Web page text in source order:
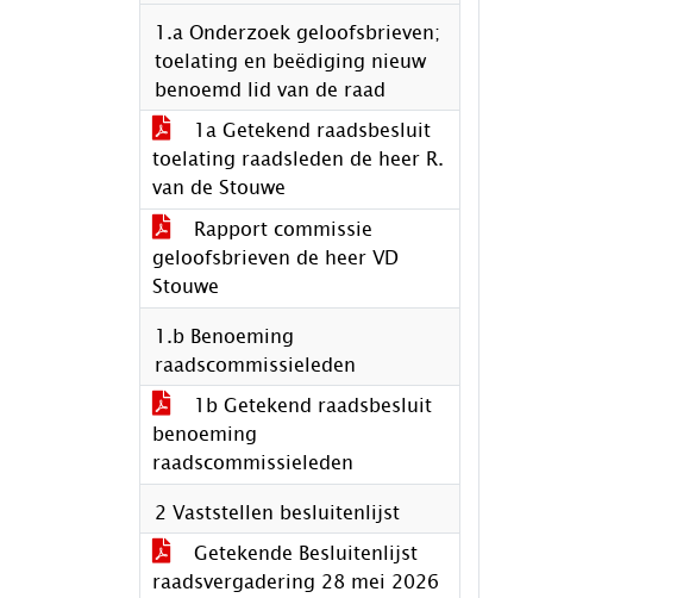
1.a Onderzoek geloofsbrieven;
toelating en beëdiging nieuw
benoemd lid van de raad
1a Getekend raadsbesluit
toelating raadsleden de heer R.
van de Stouwe
Rapport commissie
geloofsbrieven de heer VD
Stouwe
1.b Benoeming
raadscommissieleden
1b Getekend raadsbesluit
benoeming
raadscommissieleden
2 Vaststellen besluitenlijst
Getekende Besluitenlijst
raadsvergadering 28 mei 2026